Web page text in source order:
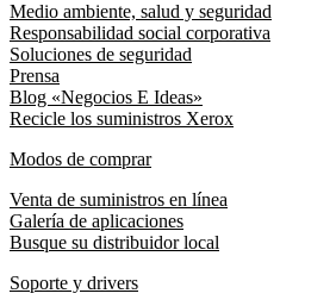
Medio ambiente, salud y seguridad
Responsabilidad social corporativa
Soluciones de seguridad
Prensa
Blog «Negocios E Ideas»
Recicle los suministros Xerox
Modos de comprar
Venta de suministros en línea
Galería de aplicaciones
Busque su distribuidor local
Soporte y drivers